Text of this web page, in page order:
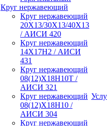
Круг нержавеющий
Круг нержавеющий
20Х13/30Х13/40Х13
/ АИСИ 420
Круг нержавеющий
14Х17Н2 / АИСИ
431
Круг нержавеющий
08(12)Х18Н10Т /
АИСИ 321
Круг нержавеющий
08(12)Х18Н10 /
АИСИ 304
Круг нержавеющий